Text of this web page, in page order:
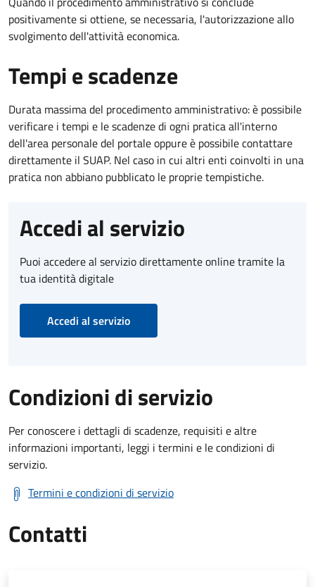
positivamente si ottiene, se necessaria, l'autorizzazione allo
svolgimento dell'attività economica.
Tempi e scadenze
Durata massima del procedimento amministrativo: è possibile
verificare i tempi e le scadenze di ogni pratica all'interno
dell'area personale del portale oppure è possibile contattare
direttamente il SUAP. Nel caso in cui altri enti coinvolti in una
pratica non abbiano pubblicato le proprie tempistiche.
Accedi al servizio
Puoi accedere al servizio direttamente online tramite la
tua identità digitale
Accedi al servizio
Condizioni di servizio
Per conoscere i dettagli di scadenze, requisiti e altre
informazioni importanti, leggi i termini e le condizioni di
servizio.
Termini e condizioni di servizio
Contatti